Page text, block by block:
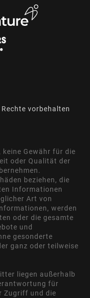
Rechte vorbehalten
Gewähr für die
oder Qualität der
beziehen, die
Informationen
Art von
werden
oder die gesamte
und
gesonderte
ganz oder teilweise
liegen außerhalb
für
Zugriff und die